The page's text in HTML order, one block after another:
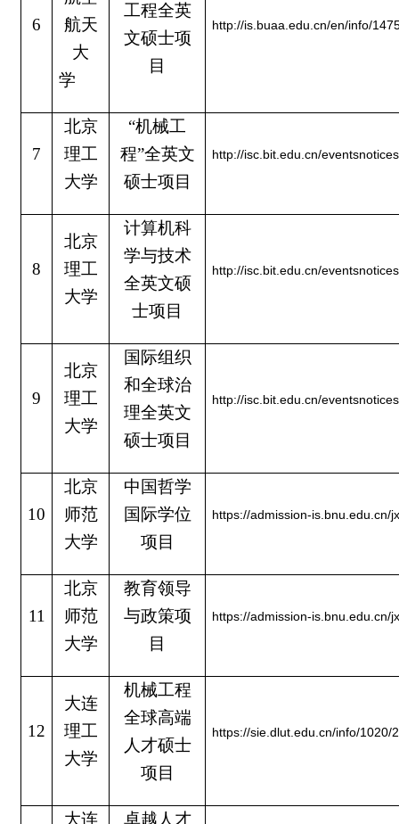
6
航天
大
学
工程全英
文硕士项
目
http://is.buaa.edu.cn/en/info/
7
北京
理工
大学
“机械工
程”全英文
硕士项目
http://isc.bit.edu.cn/
8
北京
理工
大学
计算机科
学与技术
全英文硕
士项目
http://isc.bit.edu.cn/
9
北京
理工
大学
国际组织
和全球治
理全英文
硕士项目
http://isc.bit.edu.cn/
10
北京
师范
大学
中国哲学
国际学位
项目
https://admission-is.bnu.edu.cn/
11
北京
师范
大学
教育领导
与政策项
目
https://admission-is.bnu.edu.cn/
12
大连
理工
大学
机械工程
全球高端
人才硕士
项目
https://sie.dlut.edu.cn/info/1020/
大连
卓越人才